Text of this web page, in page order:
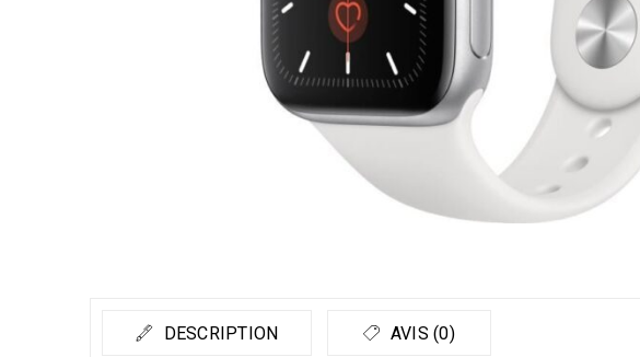
DESCRIPTION AVIS (0)